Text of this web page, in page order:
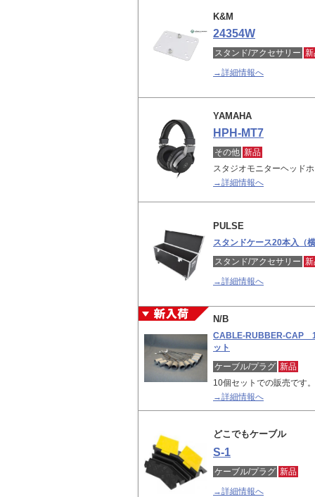
K&M
24354W
スタンド/アクセサリー
→詳細情報へ
YAMAHA
HPH-MT7
その他 新品
スタジオモニターヘッド
→詳細情報へ
PULSE
スタンドケース20本入（
スタンド/アクセサリー
→詳細情報へ
N/B
CABLE-RUBBER-CAP
ット
ケーブル/プラグ 新品
10個セットでの販売です。
→詳細情報へ
どこでもケーブル
S-1
ケーブル/プラグ 新品
→詳細情報へ